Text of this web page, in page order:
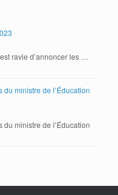
ravie d’annoncer les …
ministre de l’Éducation
ministre de l’Éducation